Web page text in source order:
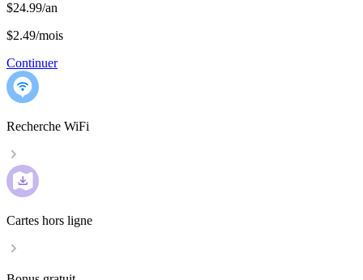
$24.99/an
$2.49/mois
Continuer
Recherche WiFi
Cartes hors ligne